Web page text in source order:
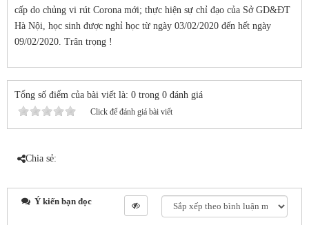
cấp do chủng vi rút Corona mới; thực hiện sự chỉ đạo của Sở GD&ĐT
Hà Nội, học sinh được nghỉ học từ ngày 03/02/2020 đến hết ngày
09/02/2020. Trân trọng !
Tổng số điểm của bài viết là: 0 trong 0 đánh giá
Click để đánh giá bài viết
Chia sẻ:
Ý kiến bạn đọc